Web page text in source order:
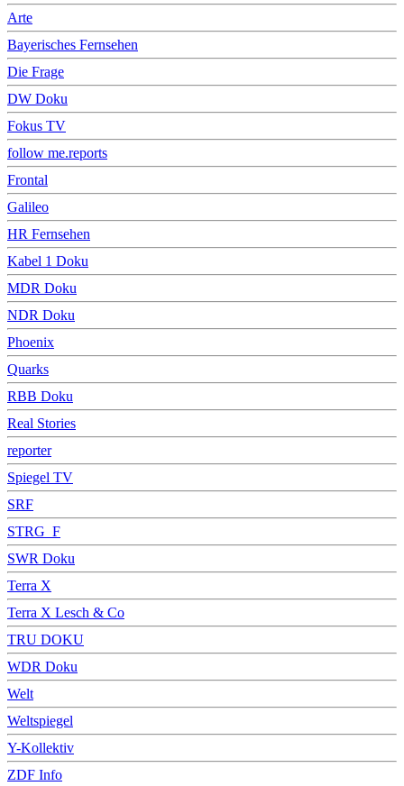
Arte
Bayerisches Fernsehen
Die Frage
DW Doku
Fokus TV
follow me.reports
Frontal
Galileo
HR Fernsehen
Kabel 1 Doku
MDR Doku
NDR Doku
Phoenix
Quarks
RBB Doku
Real Stories
reporter
Spiegel TV
SRF
STRG_F
SWR Doku
Terra X
Terra X Lesch & Co
TRU DOKU
WDR Doku
Welt
Weltspiegel
Y-Kollektiv
ZDF Info